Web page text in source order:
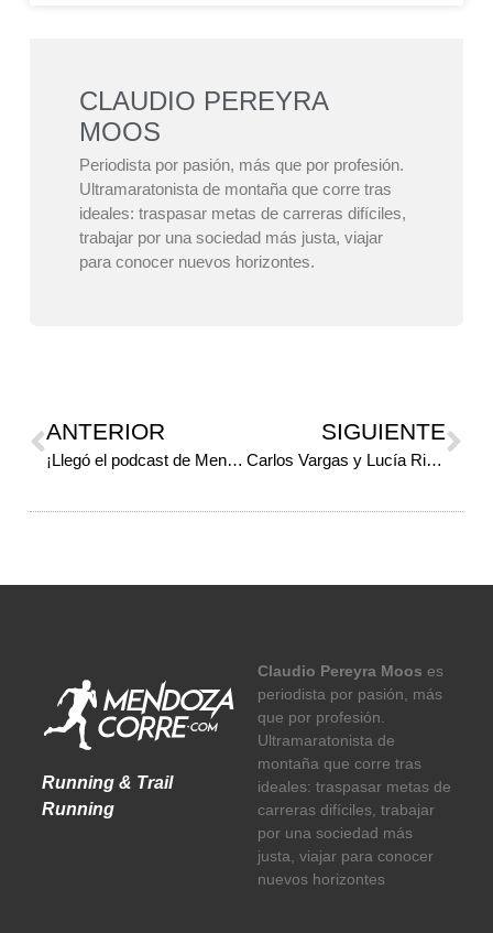
CLAUDIO PEREYRA
MOOS
Periodista por pasión, más que por profesión.
Ultramaratonista de montaña que corre tras
ideales: traspasar metas de carreras difíciles,
trabajar por una sociedad más justa, viajar
para conocer nuevos horizontes.
ANTERIOR
¡Llegó el podcast de Mendoza Corre!
SIGUIENTE
Carlos Vargas y Lucía Riveros dominaron los 50K de la Kumen Puente del Inca
Running & Trail
Running
Claudio Pereyra Moos es
periodista por pasión, más
que por profesión.
Ultramaratonista de
montaña que corre tras
ideales: traspasar metas de
carreras difíciles, trabajar
por una sociedad más
justa, viajar para conocer
nuevos horizontes